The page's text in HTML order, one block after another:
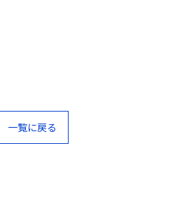
一覧に戻る